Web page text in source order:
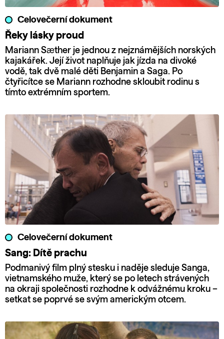
Celovečerní dokument
Řeky lásky proud
Mariann Sæther je jednou z nejznámějších norských
kajakářek. Její život naplňuje jak jízda na divoké
vodě, tak dvě malé děti Benjamin a Saga. Po
čtyřicítce se Mariann rozhodne skloubit rodinu s
tímto extrémním sportem.
Celovečerní dokument
Sang: Dítě prachu
Podmanivý film plný stesku i naděje sleduje Sanga,
vietnamského muže, který se po letech strávených
na okraji společnosti rozhodne k odvážnému kroku –
setkat se poprvé se svým americkým otcem.